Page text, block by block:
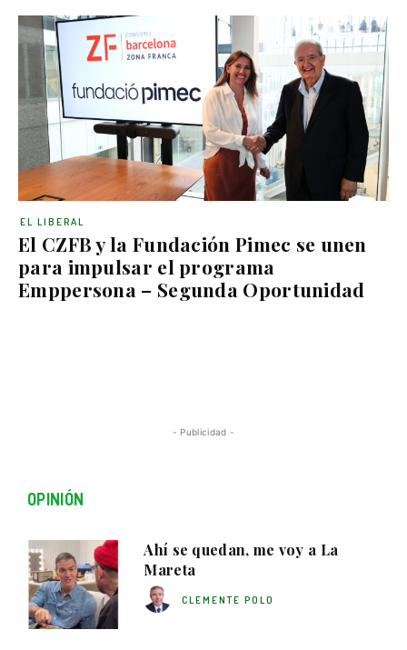
El CZFB y la Fundación Pimec se unen
para impulsar el programa
Emppersona – Segunda Oportunidad
EL LIBERAL
- Publicidad -
OPINIÓN
Ahí se quedan, me voy a La
Mareta
CLEMENTE POLO